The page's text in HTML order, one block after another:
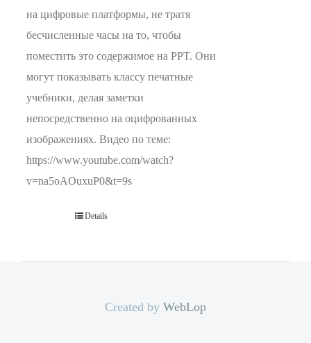
на цифровые платформы, не тратя
бесчисленные часы на то, чтобы
поместить это содержимое на PPT. Они
могут показывать классу печатные
учебники, делая заметки
непосредственно на оцифрованных
изображениях. Видео по теме:
https://www.youtube.com/watch?
v=na5oAOuxuP0&t=9s
Details
Created by WebLop